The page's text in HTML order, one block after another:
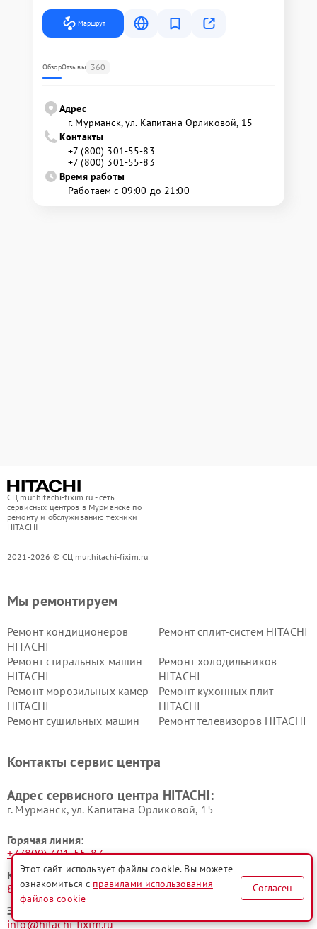
Маршрут
ОбзорОтзывы 360
Адрес
г. Мурманск, ул. Капитана Орликовой, 15
Контакты
+7 (800) 301-55-83
+7 (800) 301-55-83
Время работы
Работаем с 09:00 до 21:00
СЦ mur.hitachi-fixim.ru - сеть
сервисных центров в Мурманске по
ремонту и обслуживанию техники
HITACHI
2021-2026 © СЦ mur.hitachi-fixim.ru
Мы ремонтируем
Ремонт кондиционеров
HITACHI
Ремонт сплит-систем HITACHI
Ремонт стиральных машин
HITACHI
Ремонт холодильников
HITACHI
Ремонт морозильных камер
HITACHI
Ремонт кухонных плит
HITACHI
Ремонт сушильных машин
Ремонт телевизоров HITACHI
данных HITACHI
HITACHI
HITACHI
HITACHI
Контакты сервис центра
Адрес сервисного центра HITACHI:
г. Мурманск, ул. Капитана Орликовой, 15
Горячая линия:
+7 (800) 301-55-83
Контактный телефон:
8 (800) 301-55-83
Электронная почта:
info@hitachi-fixim.ru
Этот сайт использует файлы cookie. Вы можете
ознакомиться с правилами использования
файлов cookie
Согласен